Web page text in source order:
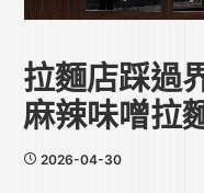
拉麵店踩過
麻辣味噌拉
中環
2026-04-30